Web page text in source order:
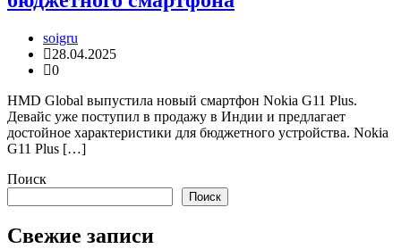
soigru
28.04.2025
0
HMD Global выпустила новый смартфон Nokia G11 Plus.
Девайс уже поступил в продажу в Индии и предлагает
достойное характеристики для бюджетного устройства. Nokia
G11 Plus […]
Поиск
Поиск
Свежие записи